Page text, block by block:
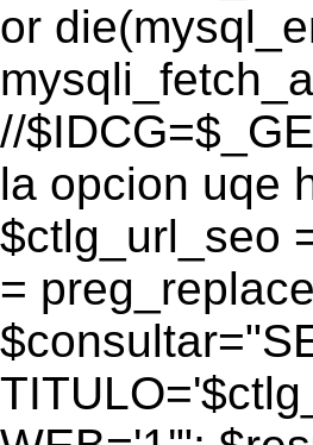
or
//
la opcion uqe
$ctlg_url_seo
=